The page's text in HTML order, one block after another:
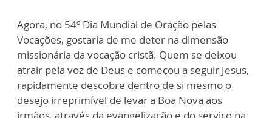
Agora, no 54º Dia Mundial de Oração pelas
Vocações, gostaria de me deter na dimensão
missionária da vocação cristã. Quem se deixou
atrair pela voz de Deus e começou a seguir Jesus,
rapidamente descobre dentro de si mesmo o
desejo irreprimível de levar a Boa Nova aos
irmãos, através da evangelização e do serviço na